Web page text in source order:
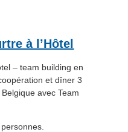
à l’Hôtel
– team building en
et dîner 3
avec Team